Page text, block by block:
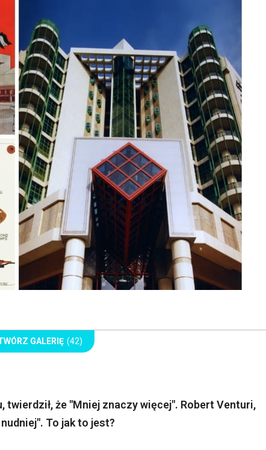
GALERIĘ (42)
twierdził, że "Mniej znaczy więcej". Robert Venturi,
To jak to jest?